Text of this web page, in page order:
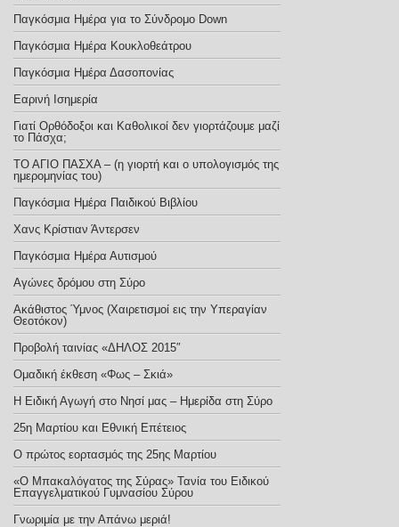
Παγκόσμια Ημέρα για το Σύνδρομο Down
Παγκόσμια Ημέρα Κουκλοθεάτρου
Παγκόσμια Ημέρα Δασοπονίας
Εαρινή Ισημερία
Γιατί Ορθόδοξοι και Καθολικοί δεν γιορτάζουμε μαζί
το Πάσχα;
ΤΟ ΑΓΙΟ ΠΑΣΧΑ – (η γιορτή και ο υπολογισμός της
ημερομηνίας του)
Παγκόσμια Ημέρα Παιδικού Βιβλίου
Χανς Κρίστιαν Άντερσεν
Παγκόσμια Ημέρα Αυτισμού
Αγώνες δρόμου στη Σύρο
Ακάθιστος Ύμνος (Χαιρετισμοί εις την Υπεραγίαν
Θεοτόκον)
Προβολή ταινίας «ΔΗΛΟΣ 2015″
Ομαδική έκθεση «Φως – Σκιά»
Η Ειδική Αγωγή στο Νησί μας – Ημερίδα στη Σύρο
25η Μαρτίου και Εθνική Επέτειος
Ο πρώτος εορτασμός της 25ης Μαρτίου
«Ο Μπακαλόγατος της Σύρας» Τανία του Ειδικού
Επαγγελματικού Γυμνασίου Σύρου
Γνωριμία με την Απάνω μεριά!